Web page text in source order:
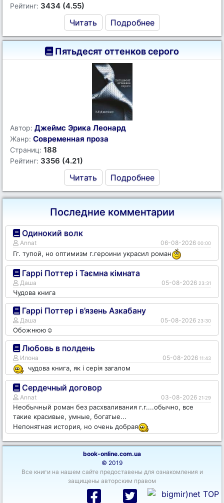
Рейтинг: 3434 (4.55)
Читать Подробнее
Пятьдесят оттенков серого
Автор: Джеймс Эрика Леонард
Жанр: Современная проза
Страниц: 188
Рейтинг: 3356 (4.21)
Читать Подробнее
Последние комментарии
Одинокий волк
Annat 06-08-2026 00:00
Гг. тупой, но оптимизм г.героини украсил роман
Гаррі Поттер і Таємна кімната
Даша 05-08-2026 23:31
Чудова книга
Гаррі Поттер і в’язень Азкабану
Даша 05-08-2026 23:30
Обожнюю☺️
Любовь в полдень
Илона 05-08-2026 11:43
чудова книга, як і серія загалом
Сердечный договор
Annat 03-08-2026 21:29
Необычный роман без расхваливания г.г....обычно, все
такие красивые, умные, богатые...
Непонятная история, но очень добрая
book-online.com.ua
© 2019
Все книги на нашем сайте предоставены для ознакомления и
защищены авторским правом